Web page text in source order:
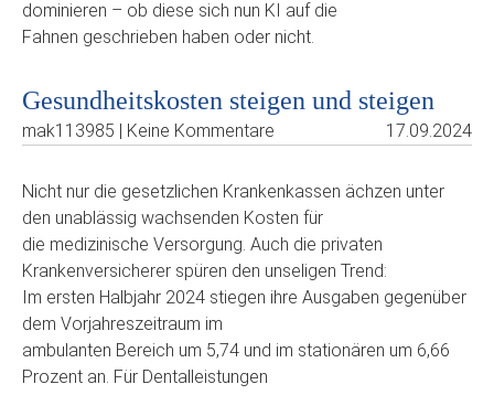
dominieren – ob diese sich nun KI auf die
Fahnen geschrieben haben oder nicht.
Gesundheitskosten steigen und steigen
mak113985 | Keine Kommentare 17.09.2024
Nicht nur die gesetzlichen Krankenkassen ächzen unter
den unablässig wachsenden Kosten für
die medizinische Versorgung. Auch die privaten
Krankenversicherer spüren den unseligen Trend:
Im ersten Halbjahr 2024 stiegen ihre Ausgaben gegenüber
dem Vorjahreszeitraum im
ambulanten Bereich um 5,74 und im stationären um 6,66
Prozent an. Für Dentalleistungen